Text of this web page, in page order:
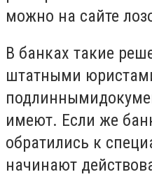
можно на сайте
В банках такие
штатными
имеют. Если же
обратились к
начинают